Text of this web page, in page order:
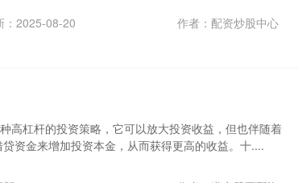
：2025-08-20
作者：配资炒股中心
高杠杆的投资策略，它可以放大投资收益，但也伴随着
资金来增加投资本金，从而获得更高的收益。十....